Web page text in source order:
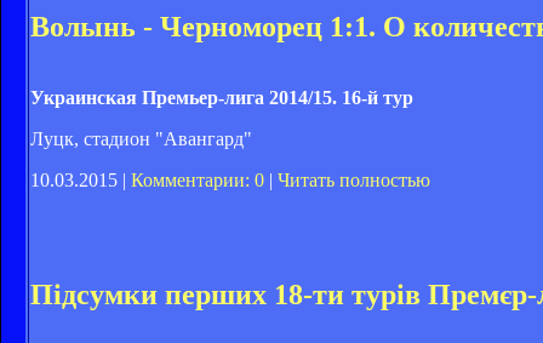
Волынь - Черноморец 1:1. О
Украинская Премьер-лига 2014/15. 16-й тур
Луцк, стадион "Авангард"
10.03.2015 | Комментарии: 0 | Читать полностью
Підсумки перших 18-ти турів